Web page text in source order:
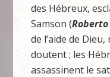
des Hébreux,
Samson (
de l’aide de
doutent ; les
assassinent le